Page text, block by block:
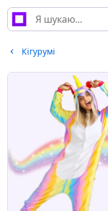
Кігурумі